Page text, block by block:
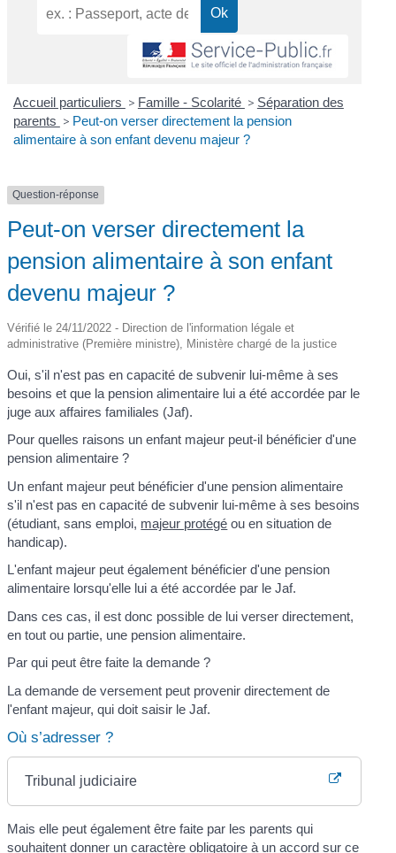
Accueil particuliers > Famille - Scolarité > Séparation des
parents > Peut-on verser directement la pension
alimentaire à son enfant devenu majeur ?
Question-réponse
Peut-on verser directement la
pension alimentaire à son enfant
devenu majeur ?
Vérifié le 24/11/2022 - Direction de l'information légale et
administrative (Première ministre), Ministère chargé de la justice
Oui, s'il n'est pas en capacité de subvenir lui-même à ses
besoins et que la pension alimentaire lui a été accordée par le
juge aux affaires familiales (Jaf).
Pour quelles raisons un enfant majeur peut-il bénéficier d'une
pension alimentaire ?
Un enfant majeur peut bénéficier d'une pension alimentaire
s'il n'est pas en capacité de subvenir lui-même à ses besoins
(étudiant, sans emploi, majeur protégé ou en situation de
handicap).
L'enfant majeur peut également bénéficier d'une pension
alimentaire lorsqu'elle lui a été accordée par le Jaf.
Dans ces cas, il est donc possible de lui verser directement,
en tout ou partie, une pension alimentaire.
Par qui peut être faite la demande ?
La demande de versement peut provenir directement de
l'enfant majeur, qui doit saisir le Jaf.
Où s’adresser ?
Tribunal judiciaire
Mais elle peut également être faite par les parents qui
souhaitent donner un caractère obligatoire à un accord sur ce